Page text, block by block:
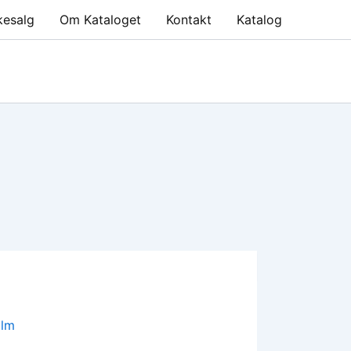
Om Kataloget Kontakt Katalog